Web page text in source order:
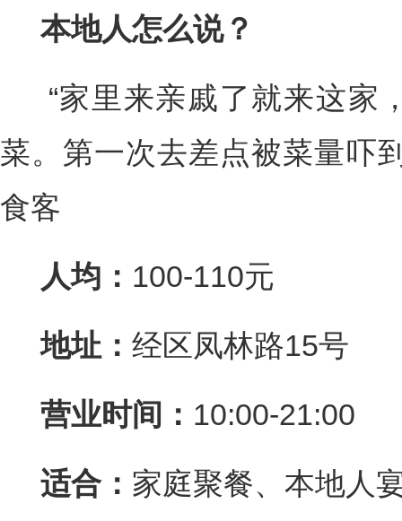
本地人怎么说？
“家里来亲戚了就来这家
菜。第一次去差点被菜量
食客
人均： 100-110元
地址： 经区凤林路15号
营业时间： 10:00-21:00
适合： 家庭聚餐、本地人